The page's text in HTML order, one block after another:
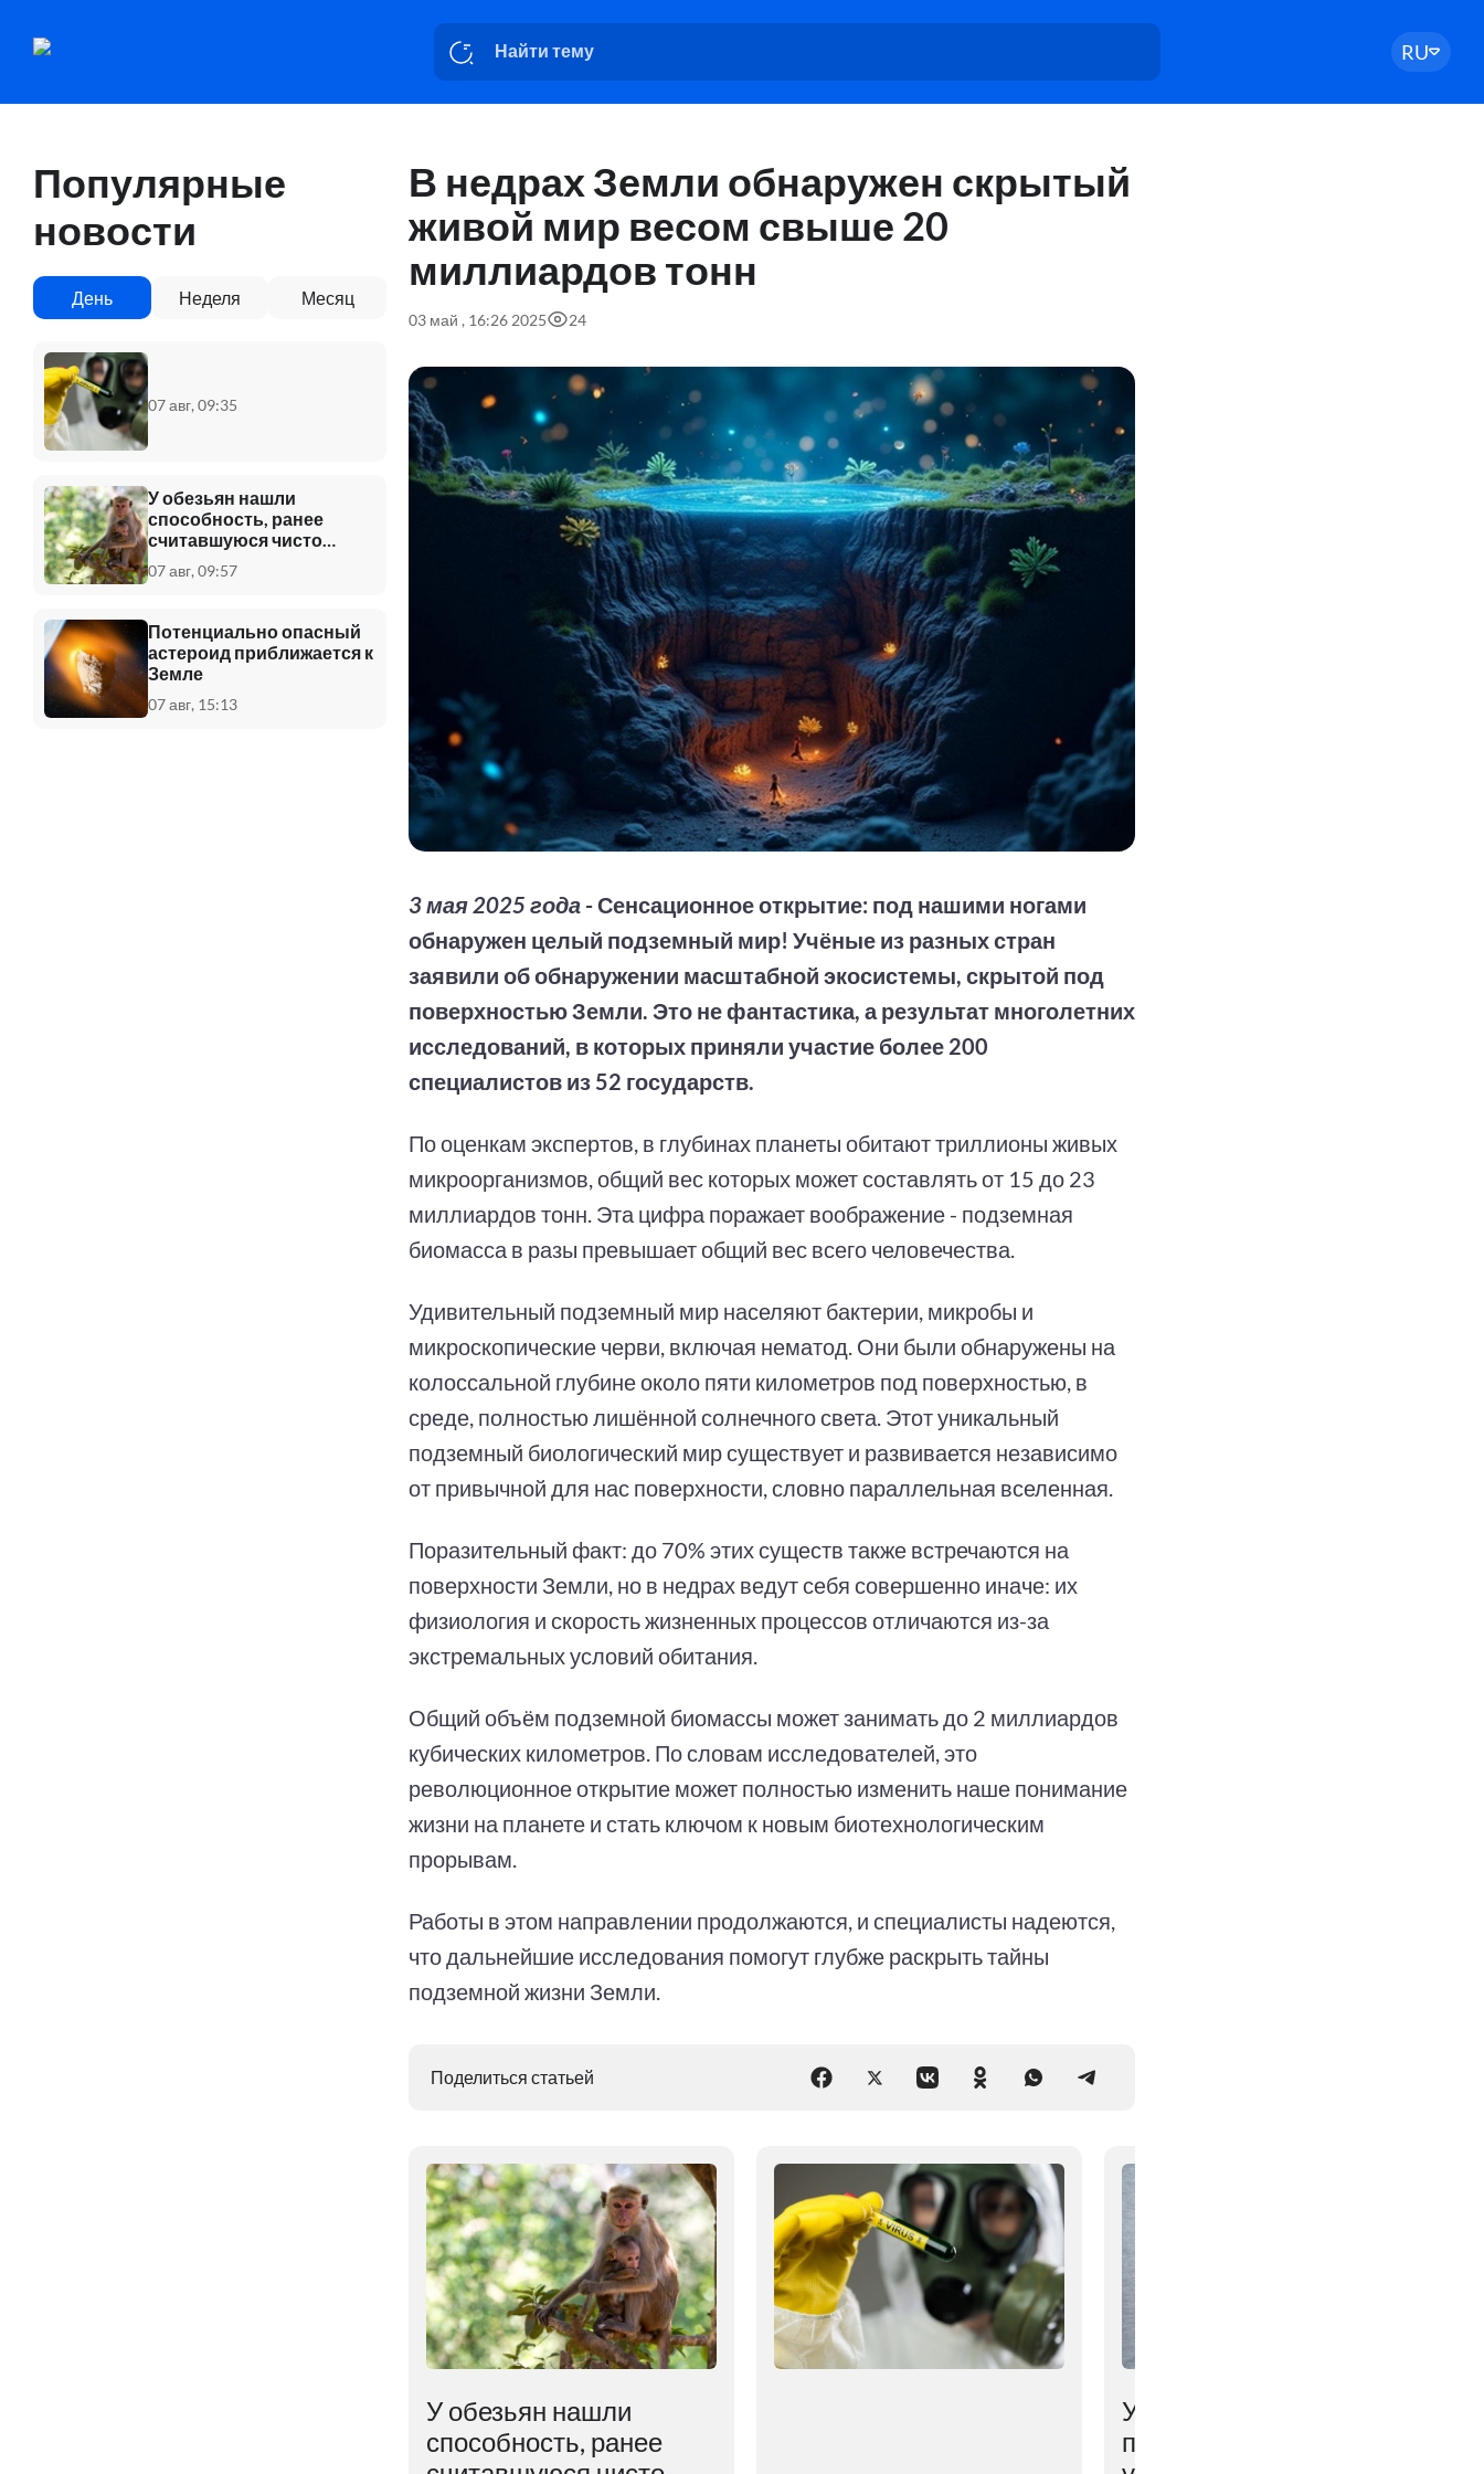
RU
Популярные
новости
День Неделя Месяц
07 авг, 09:35
У обезьян нашли
способность, ранее
считавшуюся чисто
человеческой
07 авг, 09:57
Потенциально опасный
астероид приближается к
Земле
07 авг, 15:13
В недрах Земли обнаружен скрытый
живой мир весом свыше 20
миллиардов тонн
03 май , 16:26 2025 24
3 мая 2025 года - Сенсационное открытие: под нашими ногами
обнаружен целый подземный мир! Учёные из разных стран
заявили об обнаружении масштабной экосистемы, скрытой под
поверхностью Земли. Это не фантастика, а результат многолетних
исследований, в которых приняли участие более 200
специалистов из 52 государств.
По оценкам экспертов, в глубинах планеты обитают триллионы живых
микроорганизмов, общий вес которых может составлять от 15 до 23
миллиардов тонн. Эта цифра поражает воображение - подземная
биомасса в разы превышает общий вес всего человечества.
Удивительный подземный мир населяют бактерии, микробы и
микроскопические черви, включая нематод. Они были обнаружены на
колоссальной глубине около пяти километров под поверхностью, в
среде, полностью лишённой солнечного света. Этот уникальный
подземный биологический мир существует и развивается независимо
от привычной для нас поверхности, словно параллельная вселенная.
Поразительный факт: до 70% этих существ также встречаются на
поверхности Земли, но в недрах ведут себя совершенно иначе: их
физиология и скорость жизненных процессов отличаются из-за
экстремальных условий обитания.
Общий объём подземной биомассы может занимать до 2 миллиардов
кубических километров. По словам исследователей, это
революционное открытие может полностью изменить наше понимание
жизни на планете и стать ключом к новым биотехнологическим
прорывам.
Работы в этом направлении продолжаются, и специалисты надеются,
что дальнейшие исследования помогут глубже раскрыть тайны
подземной жизни Земли.
Поделиться статьей
У обезьян нашли
способность, ранее
Ученые выяснили,
почему мозг мешает